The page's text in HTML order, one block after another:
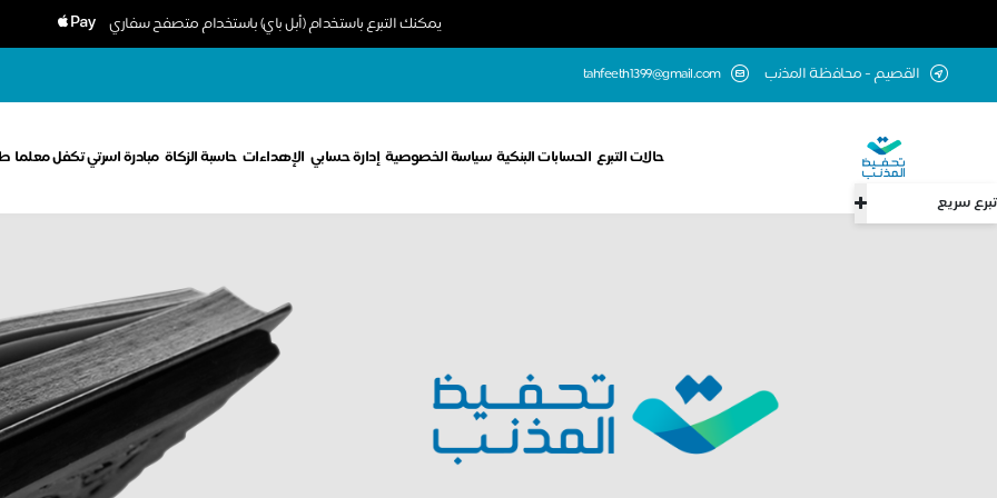
يمكنك التبرع باستخدام (أبل باي) باستخدام متصفح سفاري
تبرع سريع
اﻟقصيم - ﻣﺣﺎﻓظﺔ اﻟﻣذﻧب tahfeeth1399@gmail.com
حالات التبرع الحسابات البنكية سياسة الخصوصية إدارة حسابي الإهداءات حاسبة الزكاة مبادرة اسرتي تكفل معلما